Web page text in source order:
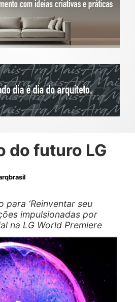
do futuro LG
para ‘Reinventar seu
impulsionadas por
na LG World Premiere